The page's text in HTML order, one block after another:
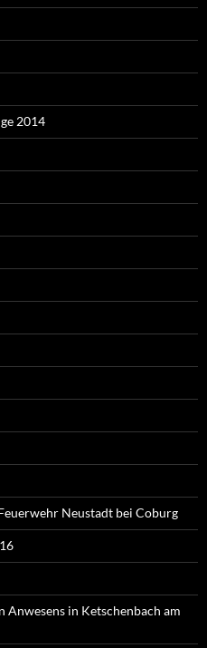
2014
Neustadt bei Coburg
in Ketschenbach am